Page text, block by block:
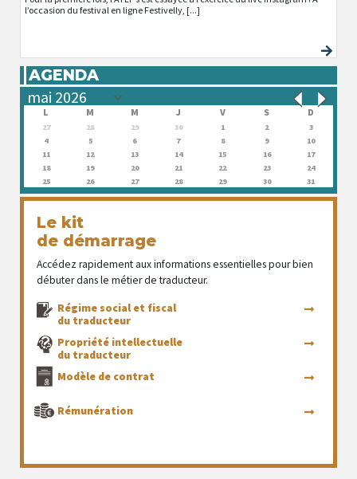
l’occasion du festival en ligne Festivelly, [...]
AGENDA
L M M J V S D
27 28 29 30 1 2
3
4
5 6 7 8 9
10
11
12 13 14 15 16
17
18
19 20 21 22 23
24
25
26 27 28 29 30 31
Le kit
de démarrage
Accédez rapidement aux informations essentielles pour bien
débuter dans le métier de traducteur.
Régime social et fiscal
du traducteur
Propriété intellectuelle
du traducteur
Modèle de contrat
Rémunération